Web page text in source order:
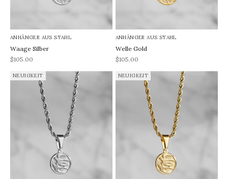
ANHÄNGER AUS STAHL
Waage Silber
REA-pris
$105.00
ANHÄNGER AUS STAHL
Welle Gold
REA-pris
$105.00
NEUIGKEIT NEUIGKEIT